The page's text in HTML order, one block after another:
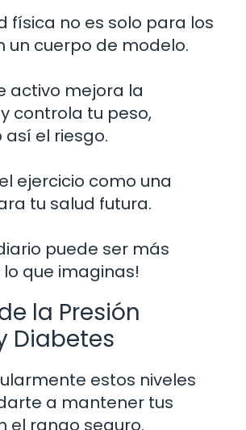
física no es solo para los
un cuerpo de modelo.
activo mejora la
controla tu peso,
el riesgo.
ejercicio como una
tu salud futura.
puede ser más
que imaginas!
la Presión
Diabetes
estos niveles
a mantener tus
el rango seguro.